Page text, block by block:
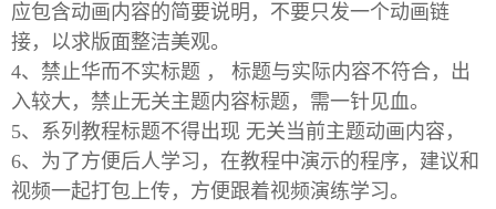
破
应包含动画内容的简要说明，不要只发一个动画链
接，以求版面整洁美观。
4、禁止华而不实标题 ， 标题与实际内容不符合，出
入较大，禁止无关主题内容标题，需一针见血。
5、系列教程标题不得出现 无关当前主题动画内容，
6、为了方便后人学习，在教程中演示的程序，建议和
视频一起打包上传，方便跟着视频演练学习。